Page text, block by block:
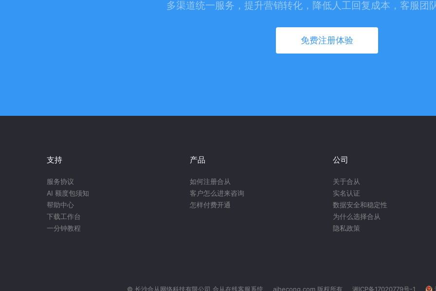
多渠道统一服务，提升营销转化，降低人工回复成本，客服团
免费注册体验
支持
服务协议
AI 额度包须知
帮助中心
下载工作台
一分钟教程
产品
如何注册合从
客户怎么进来咨询
怎样付费开通
公司
关于合从
实名认证
数据安全和稳定性
为什么选择合从
隐私政策
© 长沙合从网络科技有限公司 合从在线客服系统 aihecong.com 版权所有 湘ICP备17020779号-1